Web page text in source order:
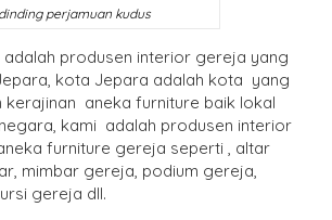
perjamuan kudus
adalah produsen interior gereja yang
kota Jepara adalah kota yang
kerajinan aneka furniture baik lokal
kami adalah produsen interior
furniture gereja seperti , altar
mimbar gereja, podium gereja,
gereja dll.